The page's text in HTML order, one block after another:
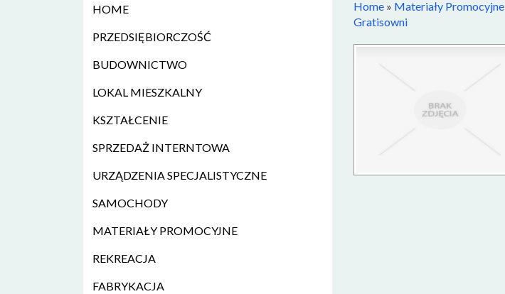
HOME
PRZEDSIĘBIORCZOŚĆ
BUDOWNICTWO
LOKAL MIESZKALNY
KSZTAŁCENIE
SPRZEDAŻ INTERNTOWA
URZĄDZENIA SPECJALISTYCZNE
SAMOCHODY
MATERIAŁY PROMOCYJNE
REKREACJA
FABRYKACJA
Home » Materiały Promocyjne
Gratisowni